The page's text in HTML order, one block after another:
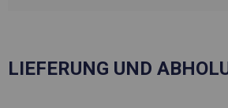
LIEFERUNG UND